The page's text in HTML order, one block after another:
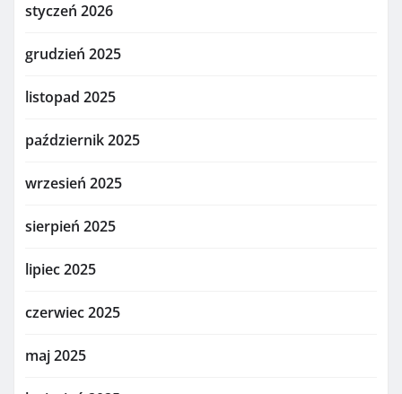
styczeń 2026
grudzień 2025
listopad 2025
październik 2025
wrzesień 2025
sierpień 2025
lipiec 2025
czerwiec 2025
maj 2025